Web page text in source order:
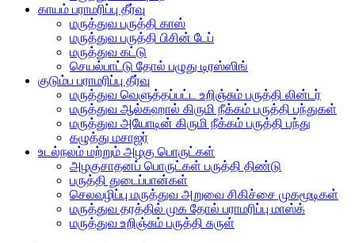
காயம் பராமரிப்பு தீர்வு
மருத்துவ பருத்தி காஸ்
மருத்துவ பருத்தி பிசின் டேப்
மருத்துவ கட்டு
செயல்பாட்டு தோல் பழுது டிரஸ்ஸிங்
குடும்ப பராமரிப்பு தீர்வு
மருத்துவ வெளுத்தப்பட்ட உறிஞ்சும் பருத்தி லின்டர்
மருத்துவ ஆல்கஹால் கிருமி நீக்கம் பருத்தி பந்துகள்
மருத்துவ அயோடின் கிருமி நீக்கம் பருத்தி பந்து
கழுத்து மசாஜர்
உடல்நலம் மற்றும் அழகு பொருட்கள்
அழகுசாதனப் பொருட்கள் பருத்தி திண்டு
பருத்தி துடைப்பான்கள்
செலவழிப்பு மருத்துவ அறுவை சிகிச்சை முகமூடிகள்
மருத்துவ தரத்தில் முக தோல் பராமரிப்பு மாஸ்க்
மருத்துவ உறிஞ்சும் பருத்தி சுருள்